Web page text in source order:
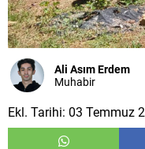
Ali Asım Erdem
Muhabir
Ekl. Tarihi: 03 Temmuz